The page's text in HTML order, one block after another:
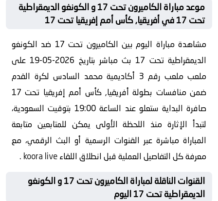
موعد مباراة الكاميرون تحت 17 و الكونغو الديمقراطية
تحت 17 في أفريقيا, كأس أمم إفريقيا تحت 17
مشاهدة مباراة اليوم بين الكاميرون تحت 17 ضد الكونغو
الديمقراطية تحت 17 بث مباشر بتاريخ 2026-05-19 على
ملعب ملعب رقم 3 أكاديمية محمد السادس لكرة القدم
ضمن منافسات بطولة أفريقيا, كأس أمم إفريقيا تحت 17
صافرة البداية ستعلو عند الساعة 19:00 بتوقيت السعودية،
لتبدأ الإثارة منذ اللحظة الأولى يمكن للمتابعين متابعة
المباراة مباشرة عبر القنوات الرسمية أو البث الرقمي، مع
معرفة كل التفاصيل العملية قبل انطلاق اللقاءkoora live
.
القنوات الناقلة لمباراة الكاميرون تحت 17 و الكونغو
الديمقراطية تحت 17 اليوم